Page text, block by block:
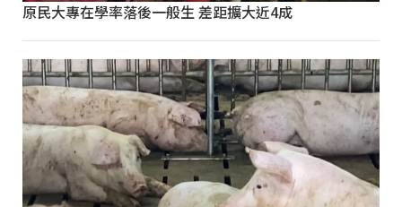
原民大專在學率落後一般生 差距擴大近4成